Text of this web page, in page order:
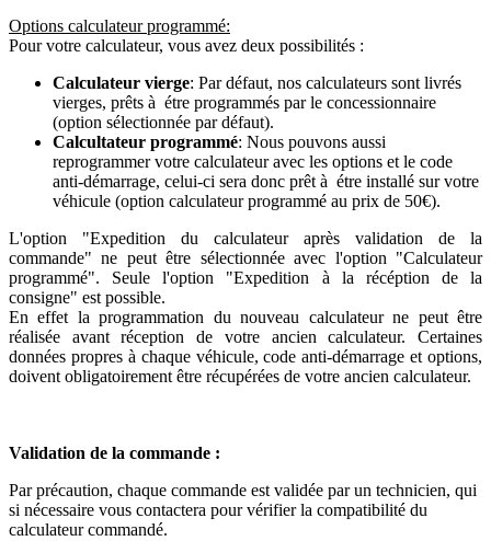
Options calculateur programmé:
Pour votre calculateur, vous avez deux possibilités :
Calculateur vierge: Par défaut, nos calculateurs sont livrés
vierges, prêts à étre programmés par le concessionnaire
(option sélectionnée par défaut).
Calcultateur programmé: Nous pouvons aussi
reprogrammer votre calculateur avec les options et le code
anti-démarrage, celui-ci sera donc prêt à étre installé sur votre
véhicule (option calculateur programmé au prix de 50€).
L'option "Expedition du calculateur après validation de la
commande" ne peut être sélectionnée avec l'option "Calculateur
programmé". Seule l'option "Expedition à la récéption de la
consigne" est possible.
En effet la programmation du nouveau calculateur ne peut être
réalisée avant réception de votre ancien calculateur. Certaines
données propres à chaque véhicule, code anti-démarrage et options,
doivent obligatoirement être récupérées de votre ancien calculateur.
Validation de la commande :
Par précaution, chaque commande est validée par un technicien, qui
si nécessaire vous contactera pour vérifier la compatibilité du
calculateur commandé.